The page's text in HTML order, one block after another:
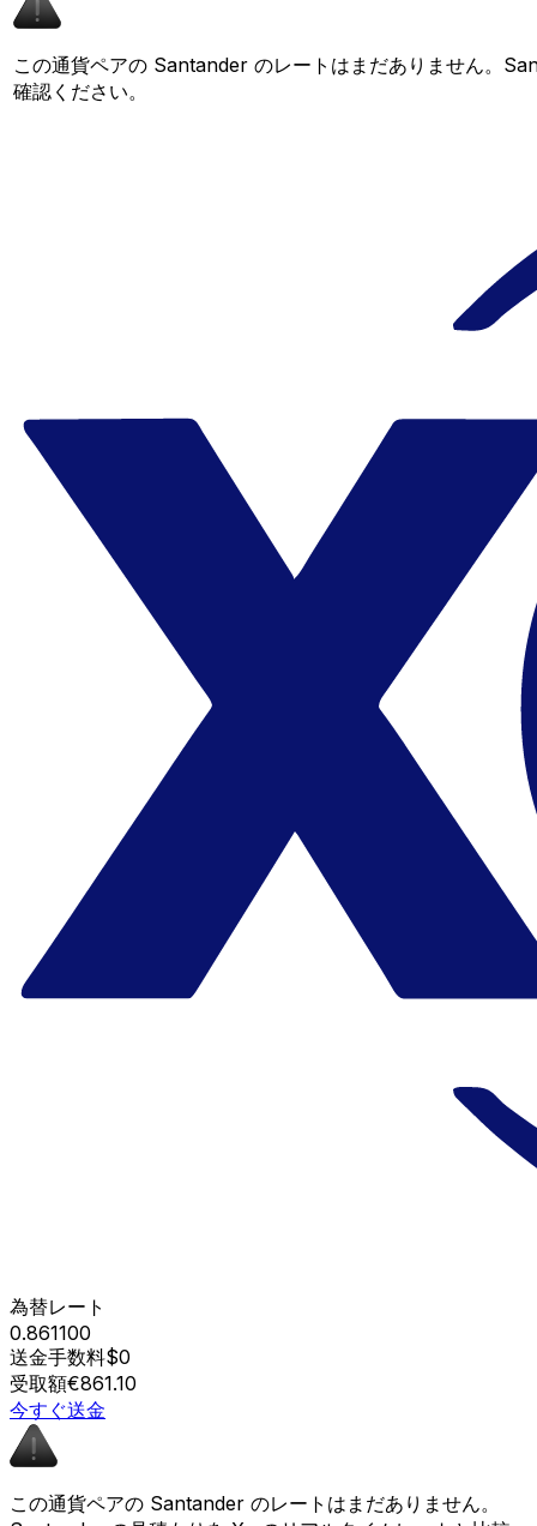
この通貨ペアの Santander のレートはまだありません。
確認ください。
為替レート
0.861100
送金手数料$0
受取額€861.10
今すぐ送金
この通貨ペアの Santander のレートはまだありません。